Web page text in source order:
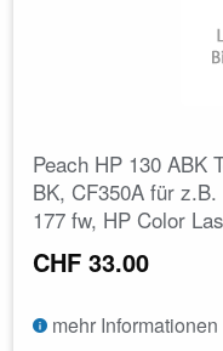
Peach HP 130 ABK
BK, CF350A für
177 fw, HP Color
CHF 33.00
mehr Informationen